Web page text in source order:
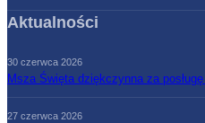
Aktualności
30 czerwca 2026
Msza Święta dziękczynna za
27 czerwca 2026